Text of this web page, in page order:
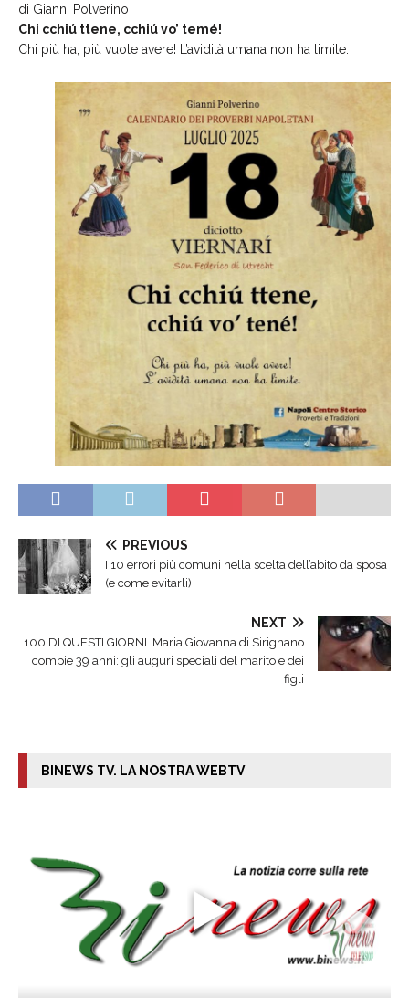
di Gianni Polverino
Chi cchiú ttene, cchiú vo’ temé!
Chi più ha, più vuole avere! L’avidità umana non ha limite.
PREVIOUS
I 10 errori più comuni nella scelta dell’abito da sposa
(e come evitarli)
NEXT
100 DI QUESTI GIORNI. Maria Giovanna di Sirignano
compie 39 anni: gli auguri speciali del marito e dei
figli
BINEWS TV. LA NOSTRA WEBTV